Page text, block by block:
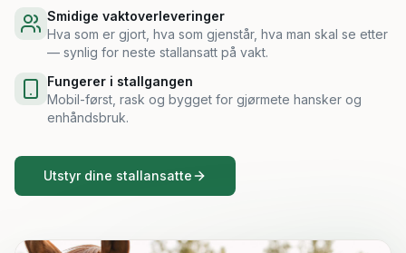
Smidige vaktoverleveringer
Hva som er gjort, hva som gjenstår, hva man skal se etter
— synlig for neste stallansatt på vakt.
Fungerer i stallgangen
Mobil-først, rask og bygget for gjørmete hansker og
enhåndsbruk.
Utstyr dine stallansatte